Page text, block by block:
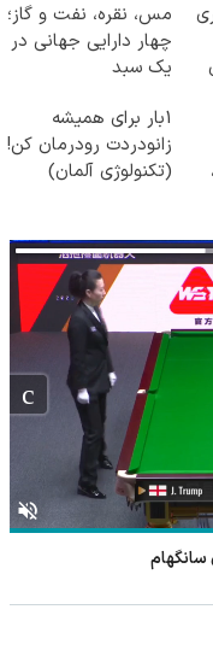
مس، نقره، نفت و گاز؛
چهار دارایی جهانی در
یک سبد
1بار برای همیشه
زانودردت رودرمان کن!
(تکنولوژی آلمان)